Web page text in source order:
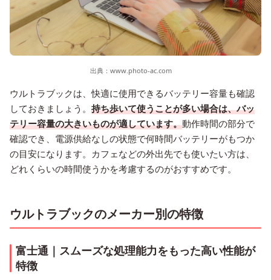
出典： www.photo-ac.com
ウルトラブックは、快適に使用できるバッテリー容量も確認
しておきましょう。 持ち歩いて使うことが多い場合は、バッ
テリー容量の大きいものが適しています。動作時間の部分で
確認でき、電源供給なしの状態で何時間バッテリーがもつか
の目安になります。カフェなどの外出先でも使いたい方は、
どれくらいの時間使うかを考慮するのがおすすめです。
ウルトラブックのメーカー別の特徴
富士通｜スムーズな処理能力をもった高い性能が
特徴